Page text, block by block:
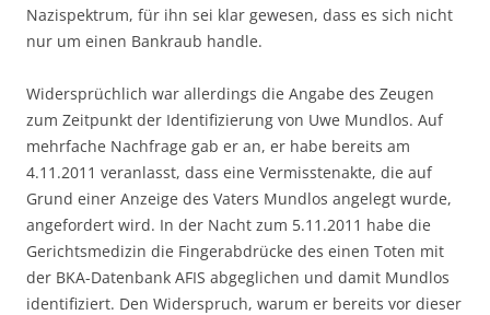
Nazispektrum, für ihn sei klar gewesen, dass es sich nicht
nur um einen Bankraub handle.
Widersprüchlich war allerdings die Angabe des Zeugen
zum Zeitpunkt der Identifizierung von Uwe Mundlos. Auf
mehrfache Nachfrage gab er an, er habe bereits am
4.11.2011 veranlasst, dass eine Vermisstenakte, die auf
Grund einer Anzeige des Vaters Mundlos angelegt wurde,
angefordert wird. In der Nacht zum 5.11.2011 habe die
Gerichtsmedizin die Fingerabdrücke des einen Toten mit
der BKA-Datenbank AFIS abgeglichen und damit Mundlos
identifiziert. Den Widerspruch, warum er bereits vor dieser